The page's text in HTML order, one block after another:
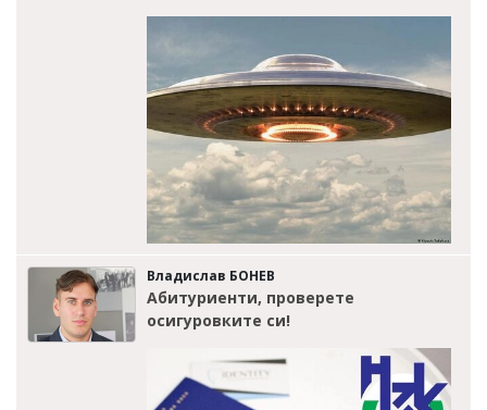
Владислав БОНЕВ
Абитуриенти, проверете
осигуровките си!